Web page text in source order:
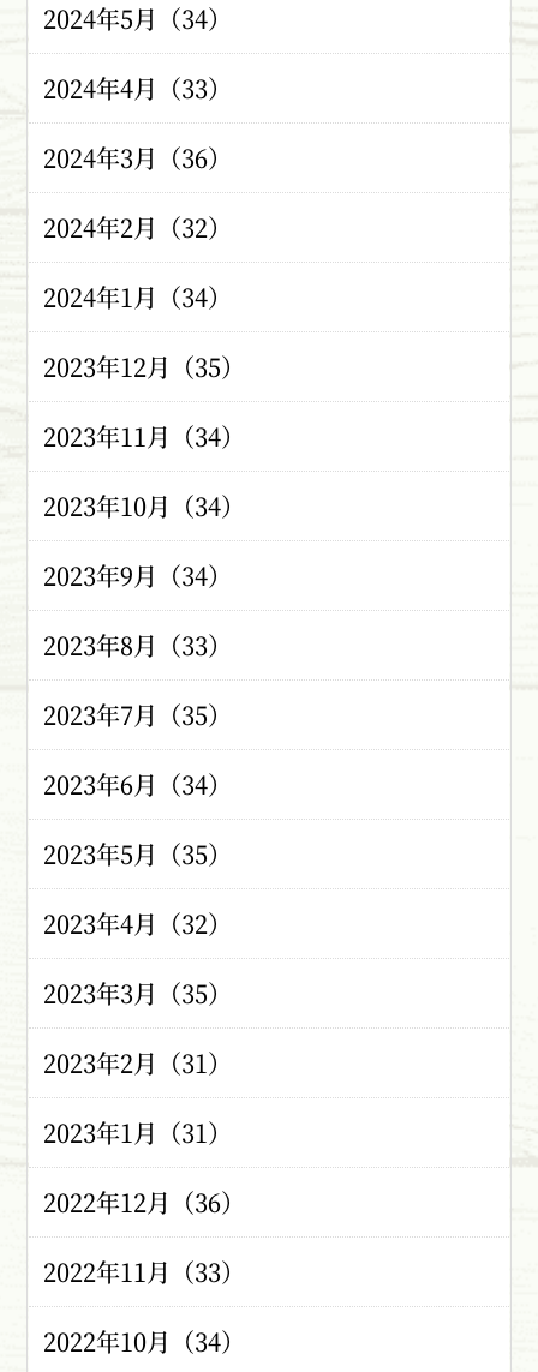
2024年5月（34）
2024年4月（33）
2024年3月（36）
2024年2月（32）
2024年1月（34）
2023年12月（35）
2023年11月（34）
2023年10月（34）
2023年9月（34）
2023年8月（33）
2023年7月（35）
2023年6月（34）
2023年5月（35）
2023年4月（32）
2023年3月（35）
2023年2月（31）
2023年1月（31）
2022年12月（36）
2022年11月（33）
2022年10月（34）